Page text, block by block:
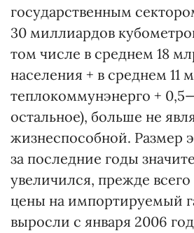
государственным
30 миллиардов
том числе в среднем 18
населения + в среднем 11
теплокоммунэнерго +
остальное), больше не
жизнеспособной. Размер
за последние годы
увеличился, прежде
цены на импортируемый
выросли с января 2006